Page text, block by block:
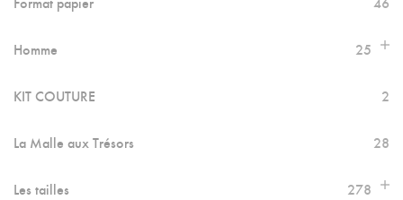
Homme 25
KIT COUTURE 2
La Malle aux Trésors 28
Les tailles 278